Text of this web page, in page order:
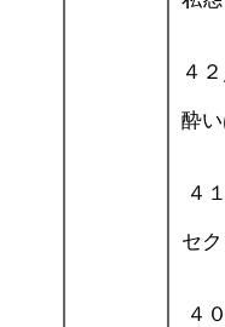
４
酔
４
セ
４